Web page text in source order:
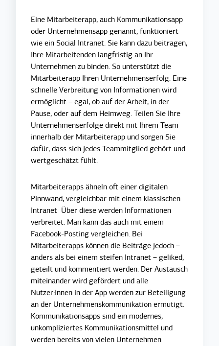
Eine Mitarbeiterapp, auch Kommunikationsapp
oder Unternehmensapp genannt, funktioniert
wie ein Social Intranet. Sie kann dazu beitragen,
Ihre Mitarbeitenden langfristig an Ihr
Unternehmen zu binden. So unterstützt die
Mitarbeiterapp Ihren Unternehmenserfolg. Eine
schnelle Verbreitung von Informationen wird
ermöglicht – egal, ob auf der Arbeit, in der
Pause, oder auf dem Heimweg. Teilen Sie Ihre
Unternehmenserfolge direkt mit Ihrem Team
innerhalb der Mitarbeiterapp und sorgen Sie
dafür, dass sich jedes Teammitglied gehört und
wertgeschätzt fühlt.
Mitarbeiterapps ähneln oft einer digitalen
Pinnwand, vergleichbar mit einem klassischen
Intranet Über diese werden Informationen
verbreitet. Man kann das auch mit einem
Facebook-Posting vergleichen. Bei
Mitarbeiterapps können die Beiträge jedoch –
anders als bei einem steifen Intranet – geliked,
geteilt und kommentiert werden. Der Austausch
miteinander wird gefördert und alle
Nutzer:Innen in der App werden zur Beteiligung
an der Unternehmenskommunikation ermutigt.
Kommunikationsapps sind ein modernes,
unkompliziertes Kommunikationsmittel und
werden bereits von vielen Unternehmen